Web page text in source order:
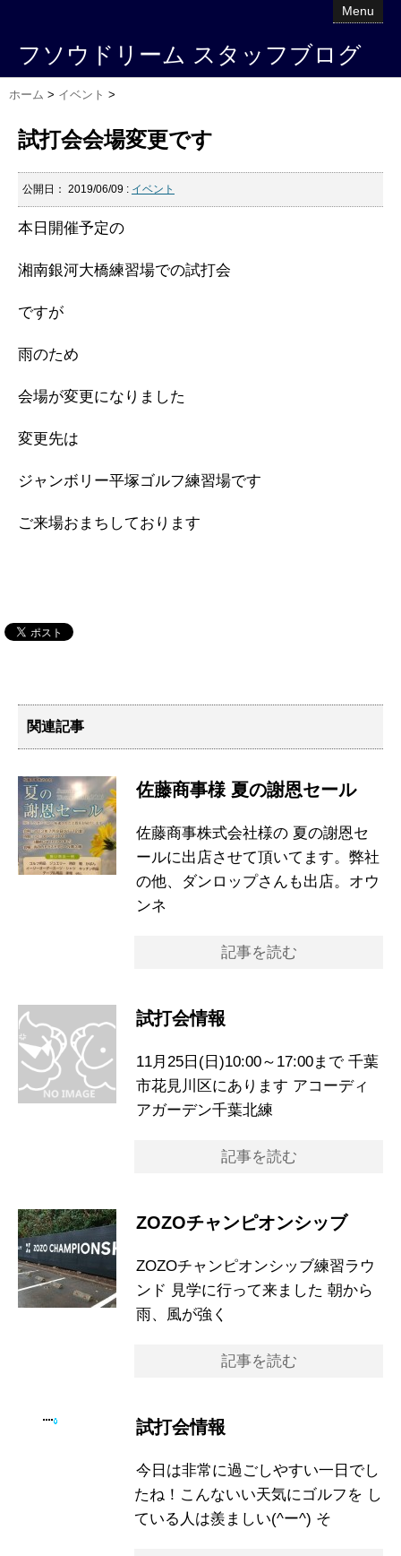
Menu
フソウドリーム スタッフブログ
ホーム > イベント >
試打会会場変更です
公開日： 2019/06/09 : イベント
本日開催予定の
湘南銀河大橋練習場での試打会
ですが
雨のため
会場が変更になりました
変更先は
ジャンボリー平塚ゴルフ練習場です
ご来場おまちしております
関連記事
佐藤商事様 夏の謝恩セール
佐藤商事株式会社様の 夏の謝恩セ
ールに出店させて頂いてます。弊社
の他、ダンロップさんも出店。オウ
ンネ
記事を読む
試打会情報
11月25日(日)10:00～17:00まで 千葉
市花見川区にあります アコーディ
アガーデン千葉北練
記事を読む
ZOZOチャンピオンシッブ
ZOZOチャンピオンシッブ練習ラウ
ンド 見学に行って来ました 朝から
雨、風が強く
記事を読む
試打会情報
今日は非常に過ごしやすい一日でし
たね！こんないい天気にゴルフを し
ている人は羨ましい(^ー^) そ